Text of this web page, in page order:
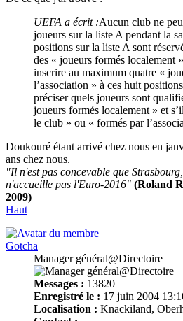
UEFA a écrit :Aucun club ne
joueurs sur la liste A pendant la
positions sur la liste A sont
des « joueurs formés localement
inscrire au maximum quatre «
l’association » à ces huit
préciser quels joueurs sont
joueurs formés localement » et
le club » ou « formés par
Doukouré étant arrivé chez nous en
ans chez nous.
"Il n'est pas concevable que
n'accueille pas l'Euro-2016" (Roland
2009)
Haut
Gotcha
Manager général@Directoire
Messages : 13820
Enregistré le : 17 juin 2004
Localisation : Knackiland,